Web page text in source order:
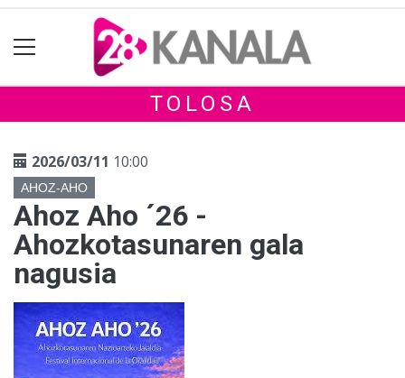
TOLOSA
2026/03/11 10:00
AHOZ-AHO
Ahoz Aho ´26 -
Ahozkotasunaren gala
nagusia